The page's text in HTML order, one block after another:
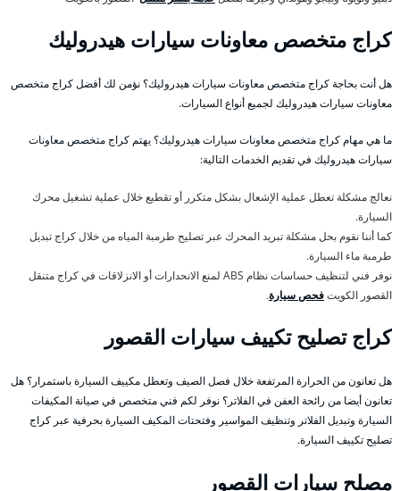
كراج متخصص معاونات سيارات هيدروليك
هل أنت بحاجة كراج متخصص معاونات سيارات هيدروليك؟ نؤمن لك أفضل كراج متخصص
معاونات سيارات هيدروليك لجميع أنواع السيارات.
ما هي مهام كراج متخصص معاونات سيارات هيدروليك؟ يهتم كراج متخصص معاونات
سيارات هيدروليك في تقديم الخدمات التالية:
نعالج مشكلة تعطل عملية الإشعال بشكل متكرر أو تقطيع خلال عملية تشغيل محرك
السيارة.
كما أننا نقوم بحل مشكلة تبريد المحرك عبر تصليح طرمبة المياه من خلال كراج تبديل
طرمبة ماء السيارة.
نوفر فني لتنظيف حساسات نظام ABS لمنع الانحدارات أو الانزلاقات في كراج متنقل
القصور الكويتفحص سيارة.
كراج تصليح تكييف سيارات القصور
هل تعانون من الحرارة المرتفعة خلال فصل الصيف وتعطل مكييف السيارة باستمرار؟ هل
تعانون أيضا من رائحة العفن في الفلاتر؟ نوفر لكم فني متخصص في صيانة المكيفات
السيارة وتبديل الفلاتر وتنظيف المواسير وفتحتات المكيف السيارة بحرفية عبر كراج
تصليح تكييف السيارة.
مصلح سيارات القصور